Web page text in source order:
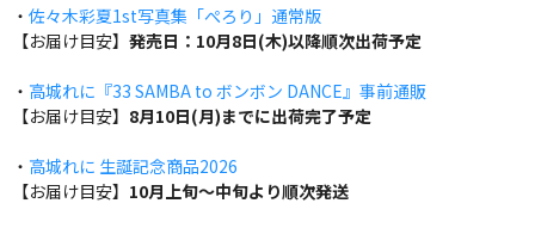
・ 佐々木彩夏1st写真集「ぺろり」通常版
【お届け目安】 発売日：10月8日(木)以降順次出荷予定
・ 高城れに『33 SAMBA to ボンボン DANCE』事前通販
【お届け目安】 8月10日(月)までに出荷完了予定
・ 高城れに 生誕記念商品2026
【お届け目安】 10月上旬～中旬より順次発送